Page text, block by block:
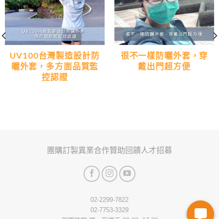
UV100台灣製造設計防
曬外套，多方面品質監
控認證
很不一樣防曬外套，穿
戴出門超方便
團購訂製異業合作贊助回饋人才招募
02-2299-7822
02-7753-3329